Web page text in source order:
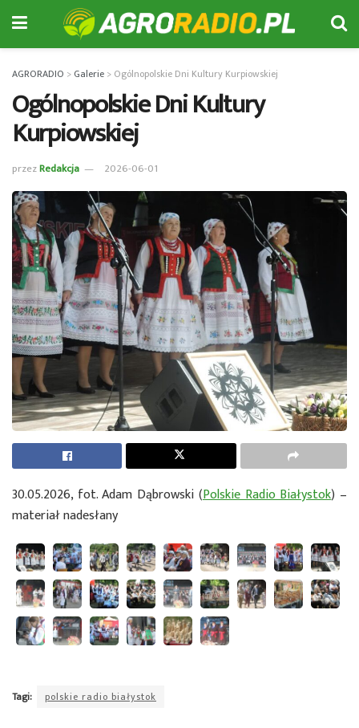
AGRORADIO > Galerie > Ogólnopolskie Dni Kultury Kurpiowskiej
Ogólnopolskie Dni Kultury
Kurpiowskiej
przezRedakcja 2026-06-01
30.05.2026, fot. Adam Dąbrowski (Polskie Radio Białystok) –
materiał nadesłany
Tagi: polskie radio białystok